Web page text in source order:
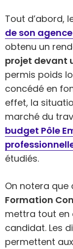
Tout d’abord,
de son
obtenu un
projet devant
permis poids
concédé en
effet, la
marché du
budget Pôle
étudiés.
On notera que
Formation
mettra tout en
candidat. Les
permettent